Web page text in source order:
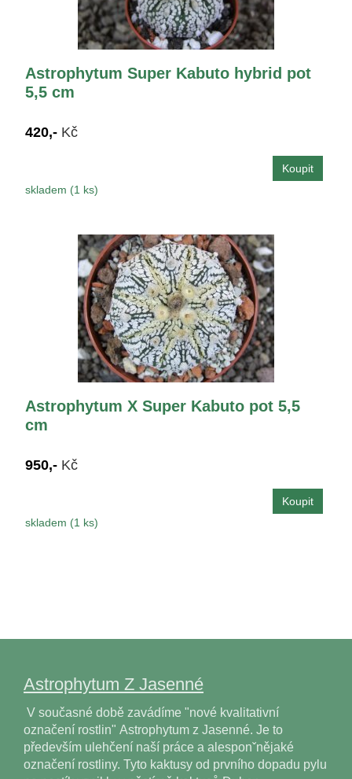
Astrophytum Super Kabuto hybrid pot
5,5 cm
420,- Kč
skladem (1 ks)
Astrophytum X Super Kabuto pot 5,5
cm
950,- Kč
skladem (1 ks)
Astrophytum Z Jasenné
V současné době zavádíme "nové kvalitativní
označení rostlin" Astrophytum z Jasenné. Je to
především ulehčení naší práce a alesponˇnějaké
označení rostliny. Tyto kaktusy od prvního dopadu pylu